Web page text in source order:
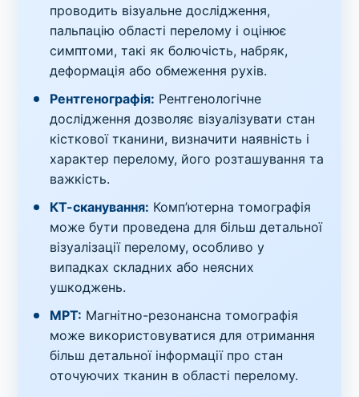
проводить візуальне дослідження,
пальпацію області перелому і оцінює
симптоми, такі як болючість, набряк,
деформація або обмеження рухів.
Рентгенографія: Рентгенологічне
дослідження дозволяє візуалізувати стан
кісткової тканини, визначити наявність і
характер перелому, його розташування та
важкість.
КТ-сканування: Комп’ютерна томографія
може бути проведена для більш детальної
візуалізації перелому, особливо у
випадках складних або неясних
ушкоджень.
МРТ: Магнітно-резонансна томографія
може використовуватися для отримання
більш детальної інформації про стан
оточуючих тканин в області перелому.